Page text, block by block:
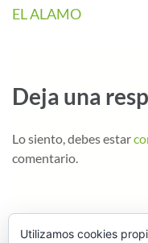
EL ALAMO
Deja una
Lo siento, debes estar
comentario.
Utilizamos cookies